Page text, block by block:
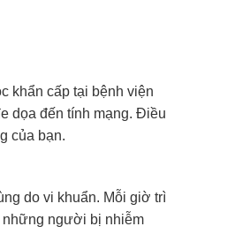
khẩn cấp tại bệnh viện
dọa đến tính mạng. Điều
của bạn.
do vi khuẩn. Mỗi giờ trì
những người bị nhiễm